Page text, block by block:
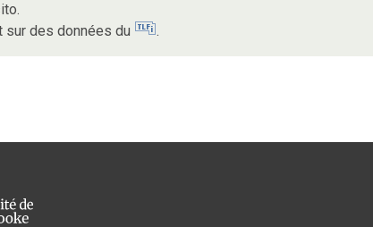
sur des données du
.